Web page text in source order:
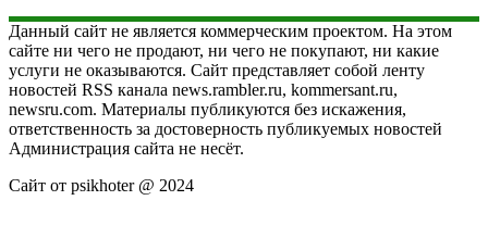
Данный сайт не является коммерческим проектом. На этом
сайте ни чего не продают, ни чего не покупают, ни какие
услуги не оказываются. Сайт представляет собой ленту
новостей RSS канала news.rambler.ru, kommersant.ru,
newsru.com. Материалы публикуются без искажения,
ответственность за достоверность публикуемых новостей
Администрация сайта не несёт.
Сайт от psikhoter @ 2024